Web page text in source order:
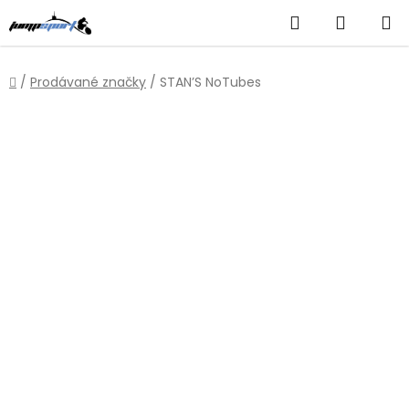
na
obsah
Hledat
KOŠÍK
Domů
/ Prodávané značky / STAN’S NoTubes